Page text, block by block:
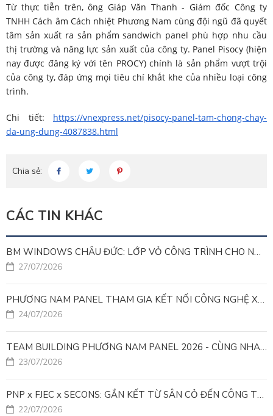
Từ thực tiễn trên, ông Giáp Văn Thanh - Giám đốc Công ty
TNHH Cách âm Cách nhiệt Phương Nam cùng đội ngũ đã quyết
tâm sản xuất ra sản phẩm sandwich panel phù hợp nhu cầu
thị trường và năng lực sản xuất của công ty. Panel Pisocy (hiện
nay được đăng ký với tên PROCY) chính là sản phẩm vượt trội
của công ty, đáp ứng mọi tiêu chí khắt khe của nhiều loại công
trình.
Chi tiết: https://vnexpress.net/pisocy-panel-tam-chong-chay-
da-ung-dung-4087838.html
Chia sẻ:
CÁC TIN KHÁC
BM WINDOWS CHÂU ĐỨC: LỚP VỎ CÔNG TRÌNH CHO NHÀ MÁY LEED GOLD
27/07/2026
PHƯƠNG NAM PANEL THAM GIA KẾT NỐI CÔNG NGHỆ XANH VÌ MỤC TIÊU PHÁT TRIỂN BỀN VỮNG
24/07/2026
TEAM BUILDING PHƯƠNG NAM PANEL 2026 - CÙNG NHAU ĐI XA, CÙNG NHAU LỚN MẠNH
23/07/2026
PNP x FJEC x SECONS: GẮN KẾT TỪ SÂN CỎ ĐẾN CÔNG TRÌNH
22/07/2026